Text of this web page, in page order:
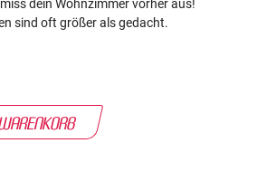
dein Wohnzimmer vorher aus!
sind oft größer als gedacht.